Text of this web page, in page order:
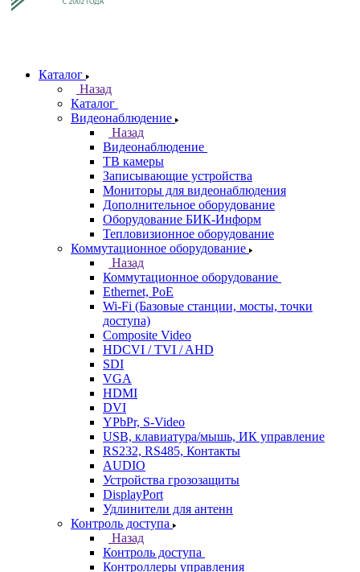
Каталог
Назад
Каталог
Видеонаблюдение
Назад
Видеонаблюдение
ТВ камеры
Записывающие устройства
Мониторы для видеонаблюдения
Дополнительное оборудование
Оборудование БИК-Информ
Тепловизионное оборудование
Коммутационное оборудование
Назад
Коммутационное оборудование
Ethernet, PoE
Wi-Fi (Базовые станции, мосты, точки
доступа)
Composite Video
HDCVI / TVI / AHD
SDI
VGA
HDMI
DVI
YPbPr, S-Video
USB, клавиатура/мышь, ИК управление
RS232, RS485, Контакты
AUDIO
Устройства грозозащиты
DisplayPort
Удлинители для антенн
Контроль доступа
Назад
Контроль доступа
Контроллеры управления